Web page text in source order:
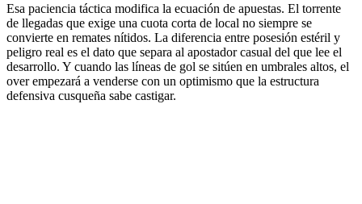
Esa paciencia táctica modifica la ecuación de apuestas. El torrente
de llegadas que exige una cuota corta de local no siempre se
convierte en remates nítidos. La diferencia entre posesión estéril y
peligro real es el dato que separa al apostador casual del que lee el
desarrollo. Y cuando las líneas de gol se sitúen en umbrales altos, el
over empezará a venderse con un optimismo que la estructura
defensiva cusqueña sabe castigar.